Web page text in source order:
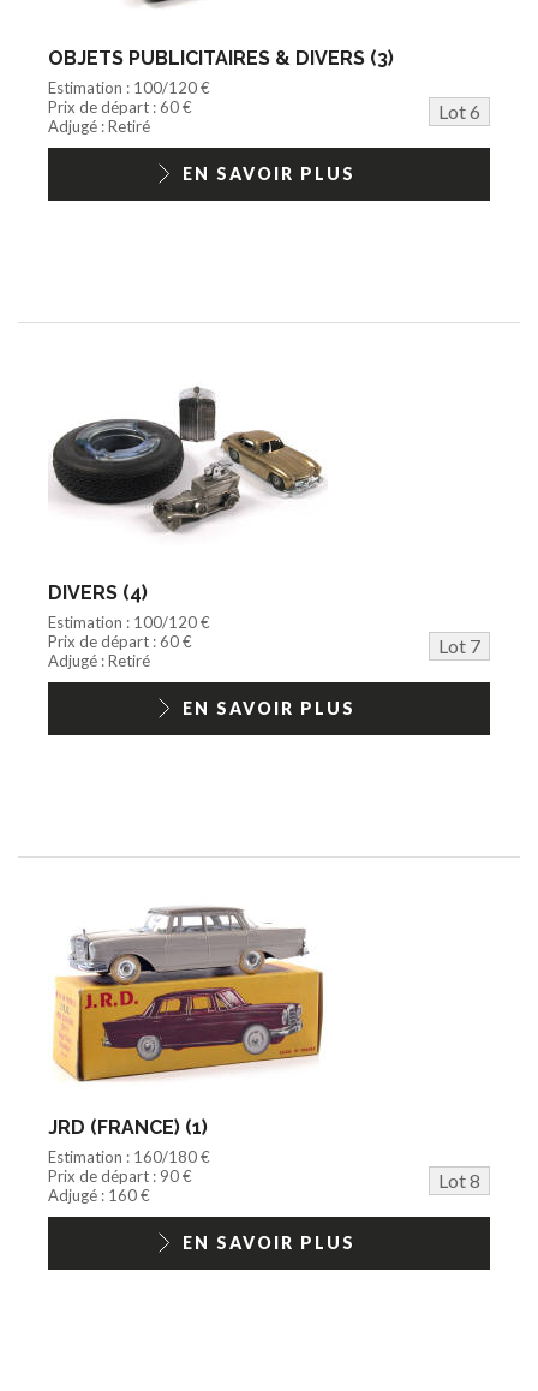
OBJETS PUBLICITAIRES & DIVERS (3)
Estimation : 100/120 €
Prix de départ : 60 €
Lot 6
Adjugé : Retiré
EN SAVOIR PLUS
DIVERS (4)
Estimation : 100/120 €
Prix de départ : 60 €
Lot 7
Adjugé : Retiré
EN SAVOIR PLUS
JRD (FRANCE) (1)
Estimation : 160/180 €
Prix de départ : 90 €
Lot 8
Adjugé : 160 €
EN SAVOIR PLUS